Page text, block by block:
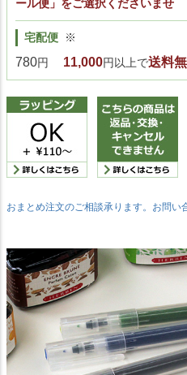
ール便」をご選択くださいませ
宅配便
780円
※
11,000円以上で送料
おまとめ注文のご相談承ります。お問い